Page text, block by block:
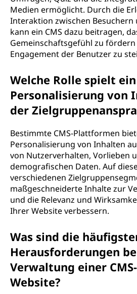
Medien ermöglicht. Durch die
Interaktion zwischen Besuchern
kann ein CMS dazu beitragen,
Gemeinschaftsgefühl zu fördern
Engagement der Benutzer zu
Welche Rolle spielt
Personalisierung von
der
Bestimmte CMS-Plattformen
Personalisierung von Inhalten
von Nutzerverhalten, Vorlieben
demografischen Daten. Auf
verschiedenen
maßgeschneiderte Inhalte zur
und die Relevanz und
Ihrer Website verbessern.
Was sind die
Herausforderungen
Verwaltung einer
Website?